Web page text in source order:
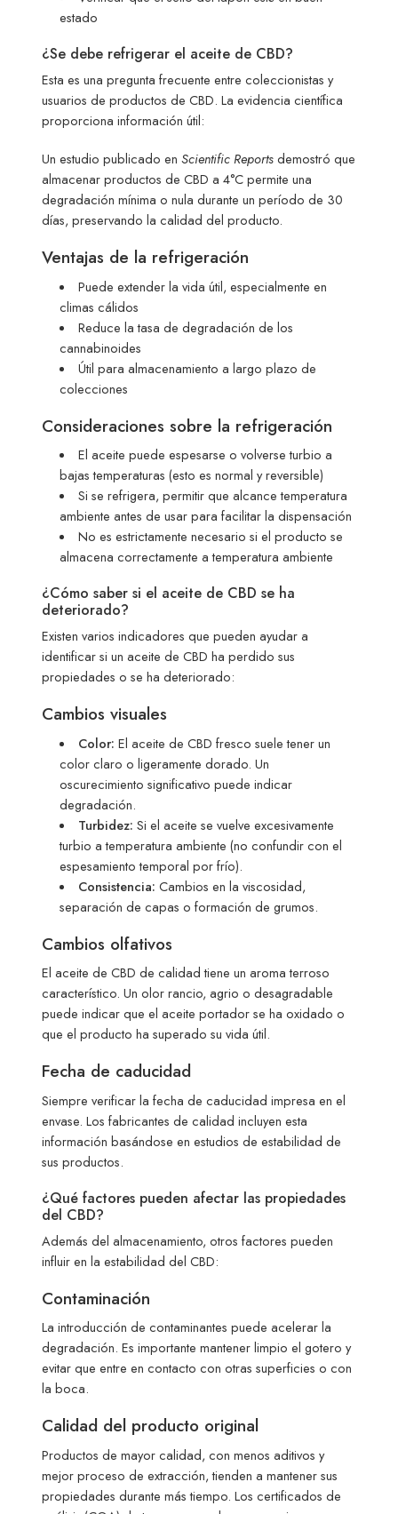
estado
¿Se debe refrigerar el aceite de CBD?
Esta es una pregunta frecuente entre coleccionistas y
usuarios de productos de CBD. La evidencia científica
proporciona información útil:
Un estudio publicado enScientific Reportsdemostró que
almacenar productos de CBD a 4°C permite una
degradación mínima o nula durante un período de 30
días, preservando la calidad del producto.
Ventajas de la refrigeración
Puede extender la vida útil, especialmente en
climas cálidos
Reduce la tasa de degradación de los
cannabinoides
Útil para almacenamiento a largo plazo de
colecciones
Consideraciones sobre la refrigeración
El aceite puede espesarse o volverse turbio a
bajas temperaturas (esto es normal y reversible)
Si se refrigera, permitir que alcance temperatura
ambiente antes de usar para facilitar la dispensación
No es estrictamente necesario si el producto se
almacena correctamente a temperatura ambiente
¿Cómo saber si el aceite de CBD se ha
deteriorado?
Existen varios indicadores que pueden ayudar a
identificar si un aceite de CBD ha perdido sus
propiedades o se ha deteriorado:
Cambios visuales
Color: El aceite de CBD fresco suele tener un
color claro o ligeramente dorado. Un
oscurecimiento significativo puede indicar
degradación.
Turbidez: Si el aceite se vuelve excesivamente
turbio a temperatura ambiente (no confundir con el
espesamiento temporal por frío).
Consistencia: Cambios en la viscosidad,
separación de capas o formación de grumos.
Cambios olfativos
El aceite de CBD de calidad tiene un aroma terroso
característico. Un olor rancio, agrio o desagradable
puede indicar que el aceite portador se ha oxidado o
que el producto ha superado su vida útil.
Fecha de caducidad
Siempre verificar la fecha de caducidad impresa en el
envase. Los fabricantes de calidad incluyen esta
información basándose en estudios de estabilidad de
sus productos.
¿Qué factores pueden afectar las propiedades
del CBD?
Además del almacenamiento, otros factores pueden
influir en la estabilidad del CBD:
Contaminación
La introducción de contaminantes puede acelerar la
degradación. Es importante mantener limpio el gotero y
evitar que entre en contacto con otras superficies o con
la boca.
Calidad del producto original
Productos de mayor calidad, con menos aditivos y
mejor proceso de extracción, tienden a mantener sus
propiedades durante más tiempo. Los certificados de